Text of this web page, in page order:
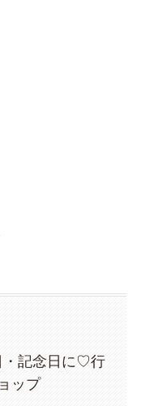
・記念日に♡行
ップ